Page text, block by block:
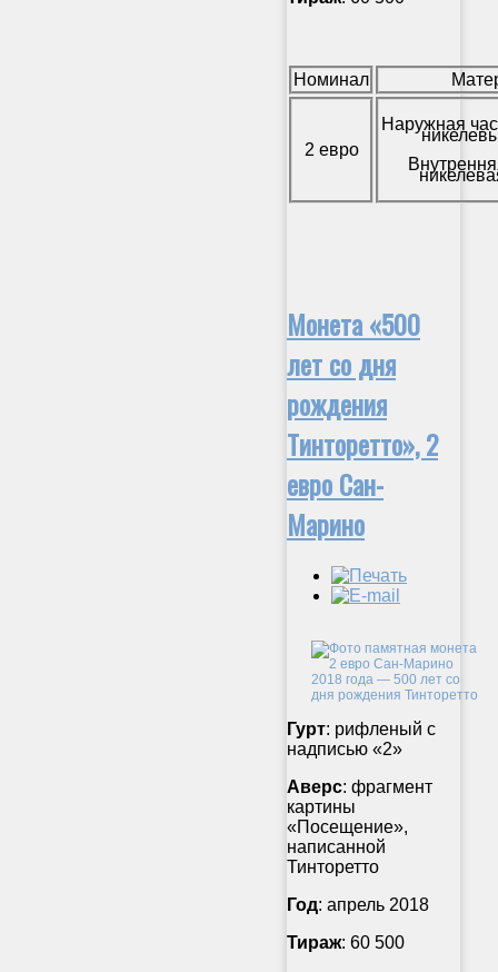
Номинал
2 евро
Наружная
Монета «500
лет со дня
рождения
Тинторетто», 2
евро Сан-
Марино
Гурт: рифленый с
надписью «2»
Аверс: фрагмент
картины
«Посещение»,
написанной
Тинторетто
Год: апрель 2018
Тираж: 60 500